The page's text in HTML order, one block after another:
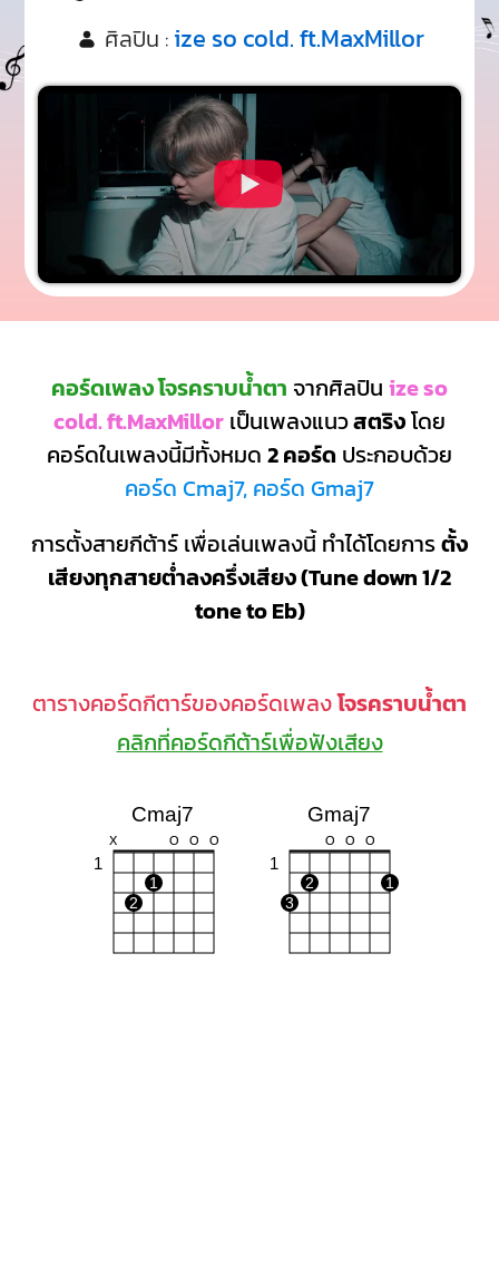
ศิลปิน : ize so cold. ft.MaxMillor
คอร์ดเพลง โจรคราบน้ำตา จากศิลปิน ize so
cold. ft.MaxMillor เป็นเพลงแนวสตริงโดย
คอร์ดในเพลงนี้มีทั้งหมด 2 คอร์ด ประกอบด้วย
คอร์ด Cmaj7, คอร์ด Gmaj7
การตั้งสายกีต้าร์ เพื่อเล่นเพลงนี้ ทำได้โดยการตั้ง
เสียงทุกสายต่ำลงครึ่งเสียง (Tune down 1/2
tone to Eb)
ตารางคอร์ดกีตาร์ของคอร์ดเพลงโจรคราบน้ำตา
คลิกที่คอร์ดกีต้าร์เพื่อฟังเสียง
Cmaj7
X O O O
1
1
2
Gmaj7
O O O
1
2
1
3